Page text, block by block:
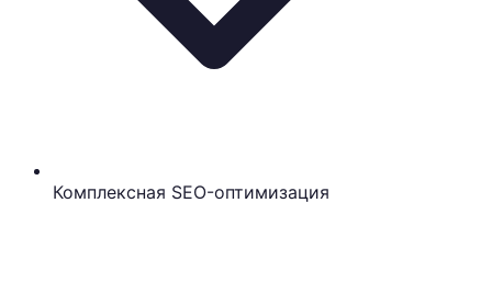
Комплексная SEO-оптимизация